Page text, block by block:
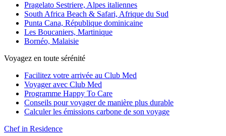
Pragelato Sestriere, Alpes italiennes
South Africa Beach & Safari, Afrique du Sud
Punta Cana, République dominicaine
Les Boucaniers, Martinique
Bornéo, Malaisie
Voyagez en toute sérénité
Facilitez votre arrivée au Club Med
Voyager avec Club Med
Programme Happy To Care
Conseils pour voyager de manière plus durable
Calculer les émissions carbone de son voyage
Chef in Residence